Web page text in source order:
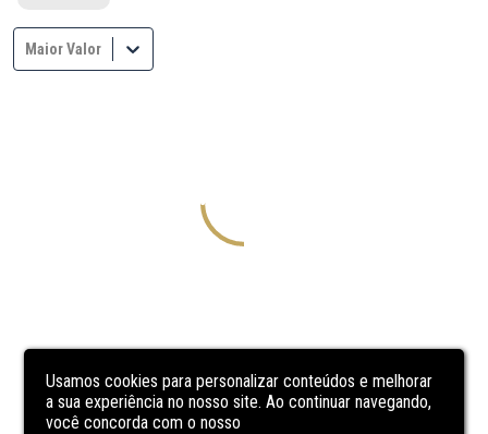
Usamos cookies para personalizar conteúdos e melhorar
a sua experiência no nosso site. Ao continuar navegando,
você concorda com o nosso
Maior Valor